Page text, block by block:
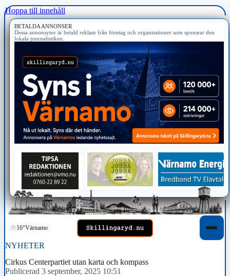
Hoppa till innehåll
BETALDA ANNONSER
Dessa annonsytor är betald reklam från företag och organisationer som sponsrar den
lokala journalistiken.
16°Värnamo
NYHETER
Cirkus Centerpartiet utan karta och kompass
Publicerad 3 september, 2025 10:51